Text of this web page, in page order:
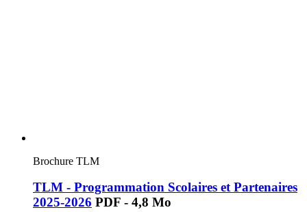
Brochure TLM
TLM - Programmation Scolaires et Partenaires
2025-2026 PDF - 4,8 Mo